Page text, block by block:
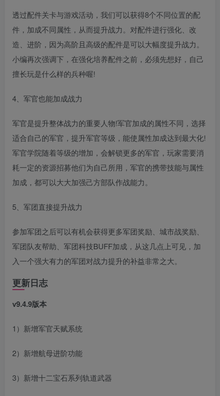
透过配件关卡与游戏活动，我们可以获得8个不同位置的配
件，加成不同属性，从而提升战力。对配件进行强化、改
造、进阶，因为高阶且高级的配件是可以大幅度提升战力。
小编再次强调下，在强化培养配件之前，必须先想好，自己
擅长玩是什么样的兵种喔!
4、军官也能加成战力
军官是提升整体战力的重要人物!军官加成的属性不同，选择
适合自己的军官，提升军官等级，能使属性加成达到最大化!
军官学院随着等级的增加，会解锁更多的军官，玩家需要消
耗一定的资源招募他们为自己所用，军官的携带技能与属性
加成，都可以大大加强己方部队作战能力。
5、军团直接提升战力
参加军团之后可以有机会获得更多军团奖励、城市战奖励、
军团队友帮助、军团科技BUFF加成，从这几点上可见，加
入一个强大有力的军团对战力提升的补益非常之大。
更新日志
v9.4.9版本
1）新增军官天赋系统
2）新增航母进阶功能
3）新增十二宝石系列轨道武器